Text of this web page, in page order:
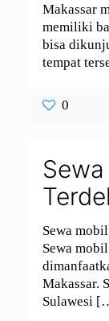
Makassar
memiliki
bisa
tempat
0
Sewa
Sewa
Makassar.
Sulawesi